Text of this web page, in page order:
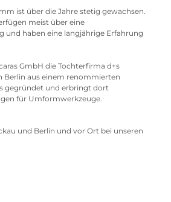
ist über die Jahre stetig gewachsen.
meist über eine
und haben eine langjährige Erfahrung
GmbH die Tochterfirma d+s
Berlin aus einem renommierten
gegründet und erbringt dort
für Umformwerkzeuge.
und Berlin und vor Ort bei unseren